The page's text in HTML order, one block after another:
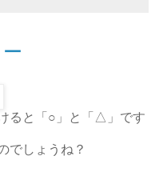
ると「○」と「△」です
でしょうね？